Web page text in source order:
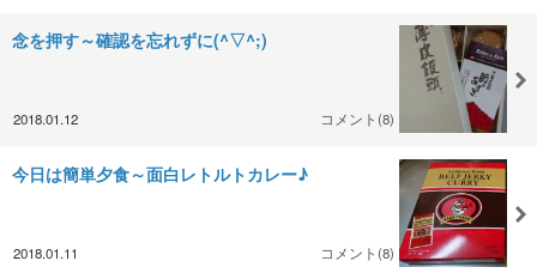
念を押す～確認を忘れずに(^▽^;)
2018.01.12 コメント(8)
今日は簡単夕食～面白レトルトカレー♪
2018.01.11 コメント(8)